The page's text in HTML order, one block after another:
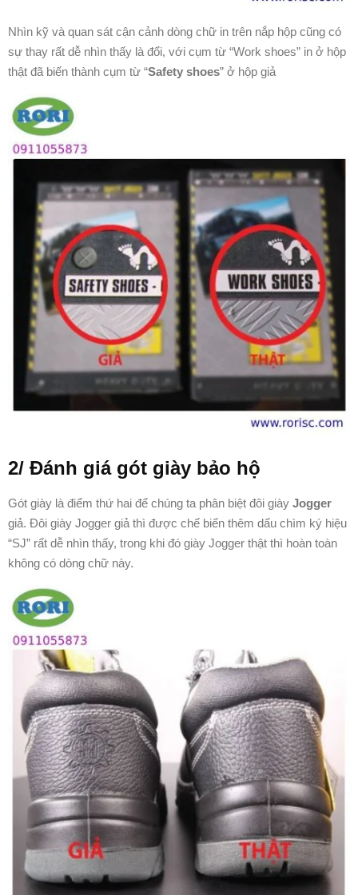
Nhìn kỹ và quan sát cận cảnh dòng chữ in trên nắp hộp cũng có
sự thay rất dễ nhìn thấy là đổi, với cụm từ “Work shoes” in ở hộp
thật đã biến thành cụm từ “Safety shoes” ở hộp giả
2/ Đánh giá gót giày bảo hộ
Gót giày là điểm thứ hai để chúng ta phân biệt đôi giày Jogger
giả. Đôi giày Jogger giả thì được chế biến thêm dấu chìm ký hiệu
“SJ” rất dễ nhìn thấy, trong khi đó giày Jogger thật thì hoàn toàn
không có dòng chữ này.